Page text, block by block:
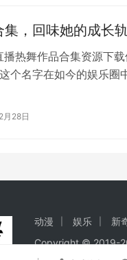
，回味她的成长
播热舞作品合集资源下
个名字在如今的娱乐圈
耀明星，更是心灵深处
力与坚持的精彩故事。
月28日
动漫 娱乐 新
Copyright © 2019-